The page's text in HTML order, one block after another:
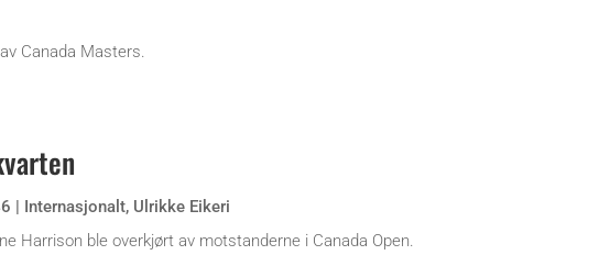
Canada Masters.
| Internasjonalt, Ulrikke Eikeri
Harrison ble overkjørt av motstanderne i Canada Open.